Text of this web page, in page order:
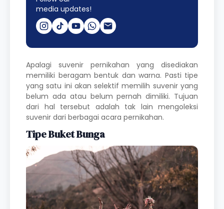
media updates!
Apalagi suvenir pernikahan yang disediakan
memiliki beragam bentuk dan warna. Pasti tipe
yang satu ini akan selektif memilih suvenir yang
belum ada atau belum pernah dimiliki. Tujuan
dari hal tersebut adalah tak lain mengoleksi
suvenir dari berbagai acara pernikahan.
Tipe Buket Bunga